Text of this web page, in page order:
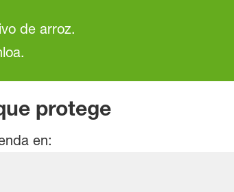
de arroz.
protege
en: